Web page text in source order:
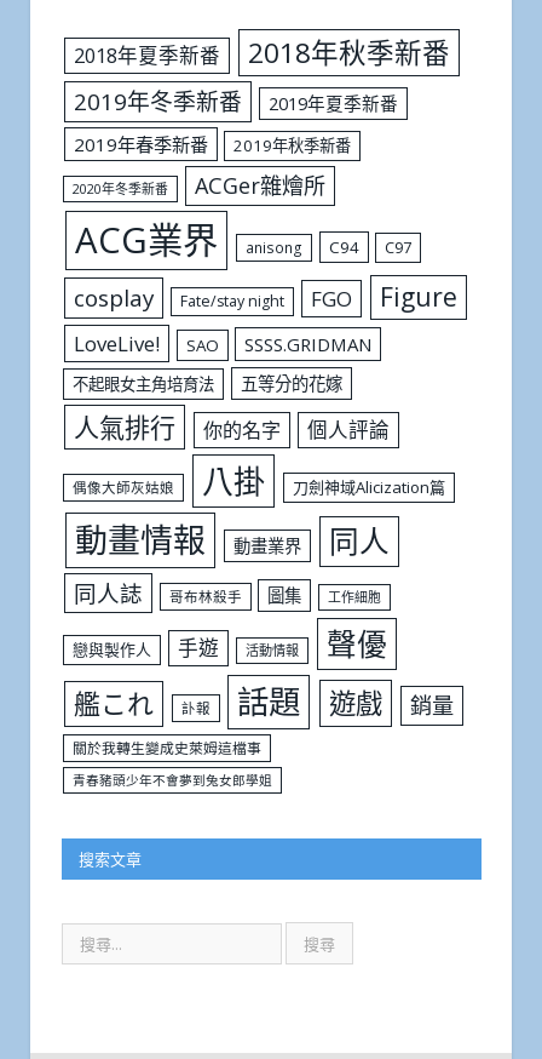
2018年夏季新番 2018年秋季新番
2019年冬季新番
2019年夏季新番
2019年春季新番
2019年秋季新番
2020年冬季新番 ACGer雜燴所
ACG業界 anisong C94 C97
cosplay Fate/stay night FGO Figure
LoveLive! SAO SSSS.GRIDMAN
不起眼女主角培育法 五等分的花嫁
人氣排行 你的名字 個人評論
偶像大師灰姑娘 八掛 刀劍神域Alicization篇
動畫情報 動畫業界 同人
同人誌 哥布林殺手 圖集 工作細胞
戀與製作人 手遊 活動情報 聲優
艦これ 訃報 話題 遊戲 銷量
關於我轉生變成史萊姆這檔事
青春豬頭少年不會夢到兔女郎學姐
搜索文章